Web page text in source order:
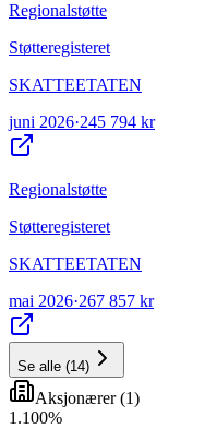
Regionalstøtte
Støtteregisteret
SKATTEETATEN
juni 2026·245 794 kr
Regionalstøtte
Støtteregisteret
SKATTEETATEN
mai 2026·267 857 kr
Se alle (14)
Aksjonærer(1)
1 .100%